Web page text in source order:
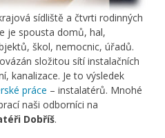
sídliště a čtvrti rodinných
je spousta domů, hal,
škol, nemocnic, úřadů.
složitou sítí instalačních
kanalizace. Je to výsledek
práce – instalatérů. Mnohé
naši odborníci na
Dobříš.